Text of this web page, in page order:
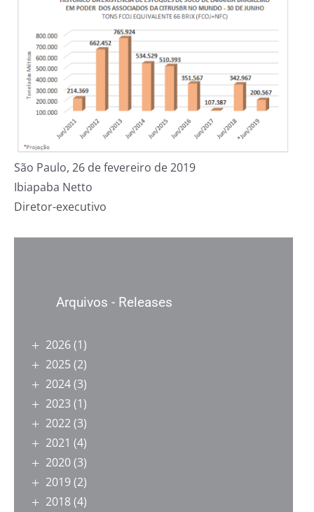
São Paulo, 26 de fevereiro de 2019
Ibiapaba Netto
Diretor-executivo
Arquivos - Releases
2026(1)
2025 (2)
2024(3)
2023 (1)
2022(3)
2021 (4)
2020(3)
2019(2)
2018(4)